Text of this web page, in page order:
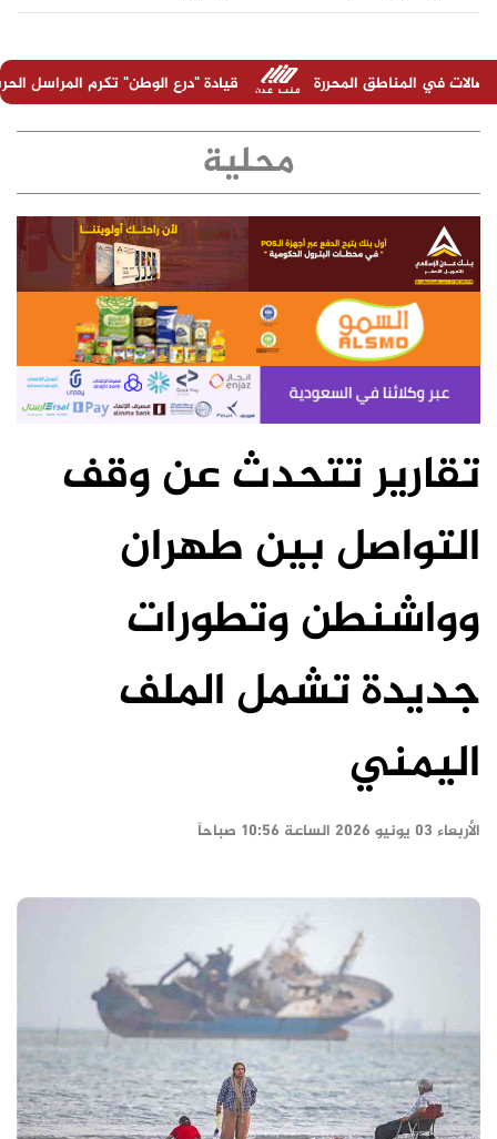
قيادة "درع الوطن" تكرم المراسل الحربي عبدالرحمن
محلية
تقارير تتحدث عن وقف
التواصل بين طهران
وواشنطن وتطورات
جديدة تشمل الملف
اليمني
الأربعاء ٠٣ يونيو ٢٠٢٦ الساعة ١٠:٥٦ صباحاً